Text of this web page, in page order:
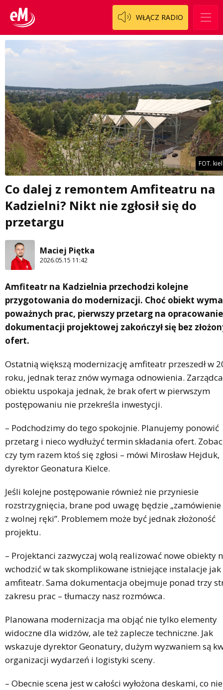
WŁĄCZ RADIO
FOT.
Co dalej z remontem Amfiteatru na
Kadzielni? Nikt nie zgłosił się do
przetargu
Maciej Piętka
2026.05.15 11:42
Amfiteatr na Kadzielnia przechodzi kolejne
przygotowania do modernizacji. Choć obiekt
poważnych prac, pierwszy przetarg na opracowanie
dokumentacji projektowej zakończył się bez
ofert.
Ostatnią większą modernizację amfiteatr przeszedł w
roku, jednak teraz znów wymaga odnowienia. Zarządca
obiektu uspokaja jednak, że brak ofert w pierwszym
postępowaniu nie przekreśla inwestycji.
– Podchodzimy do tego spokojnie. Planujemy ponowić
przetarg i nieco wydłużyć termin składania ofert.
czy tym razem ktoś się zgłosi – mówi Mirosław Hejduk,
dyrektor Geonatura Kielce.
Jeśli kolejne postępowanie również nie przyniesie
rozstrzygnięcia, brane pod uwagę będzie „zamówienie
z wolnej ręki”. Problemem może być jednak złożoność
projektu.
– Projektanci zazwyczaj wolą realizować nowe obiekty
wchodzić w tak skomplikowane istniejące instalacje jak
amfiteatr. Sama dokumentacja obejmuje ponad trzy
zakresu prac – tłumaczy nasz rozmówca.
Planowana modernizacja ma objąć nie tylko elementy
widoczne dla widzów, ale też zaplecze techniczne. Jak
wskazuje dyrektor Geonatury, dużym wyzwaniem są
organizacji wydarzeń i logistyki sceny.
– Obecnie scena jest w całości wyłożona deskami, co nie